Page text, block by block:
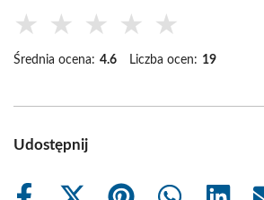
★ ★ ★ ★ ★
Średnia ocena: 4.6 Liczba ocen: 19
Udostępnij